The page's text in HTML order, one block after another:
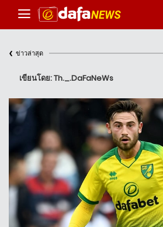
‹ ข่าวล่าสุด
เขียนโดย: Th._.DaFaNeWs